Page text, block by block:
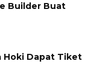
Builder Buat
Hoki Dapat Tiket